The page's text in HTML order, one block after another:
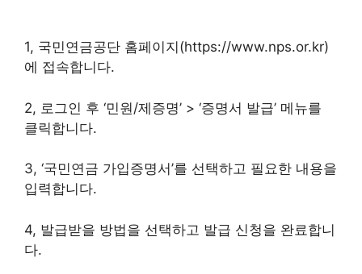
1, 국민연금공단 홈페이지(https://www.nps.or.kr)
에 접속합니다.
2, 로그인 후 ‘민원/제증명’ > ‘증명서 발급’ 메뉴를
클릭합니다.
3, ‘국민연금 가입증명서’를 선택하고 필요한 내용을
입력합니다.
4, 발급받을 방법을 선택하고 발급 신청을 완료합니
다.